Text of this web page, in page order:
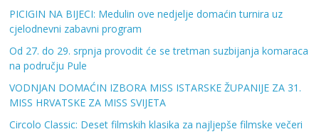
PICIGIN NA BIJECI: Medulin ove nedjelje domaćin turnira uz
cjelodnevni zabavni program
Od 27. do 29. srpnja provodit će se tretman suzbijanja komaraca
na području Pule
VODNJAN DOMAĆIN IZBORA MISS ISTARSKE ŽUPANIJE ZA 31.
MISS HRVATSKE ZA MISS SVIJETA
Circolo Classic: Deset filmskih klasika za najljepše filmske večeri